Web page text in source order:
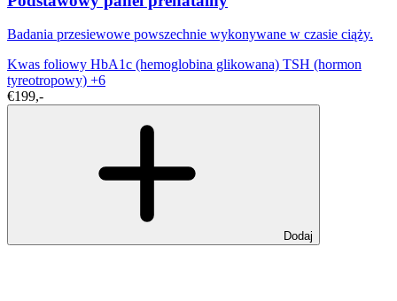
Badania przesiewowe powszechnie wykonywane w czasie ciąży.
Kwas foliowy HbA1c (hemoglobina glikowana) TSH (hormon
tyreotropowy) +6
€199,-
Dodaj